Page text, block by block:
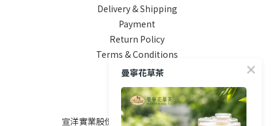
Delivery & Shipping
Payment
Return Policy
Terms & Conditions
Contact
宣洋實業股份有限公司 / 統編 84747208
曼寧花草茶